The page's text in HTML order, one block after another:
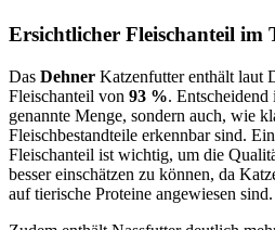
Ersichtlicher Fleischanteil im
Das Dehner Katzenfutter enthält laut
Fleischanteil von 93 %.
genannte Menge, sondern auch, wie
Fleischbestandteile erkennbar sind.
Fleischanteil ist wichtig, um die
besser einschätzen zu können, da
auf tierische Proteine angewiesen sind.